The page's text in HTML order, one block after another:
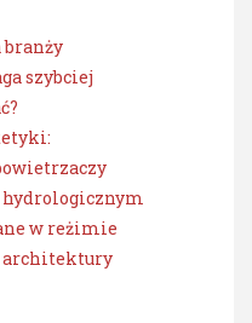
szybciej
w reżimie
architektury